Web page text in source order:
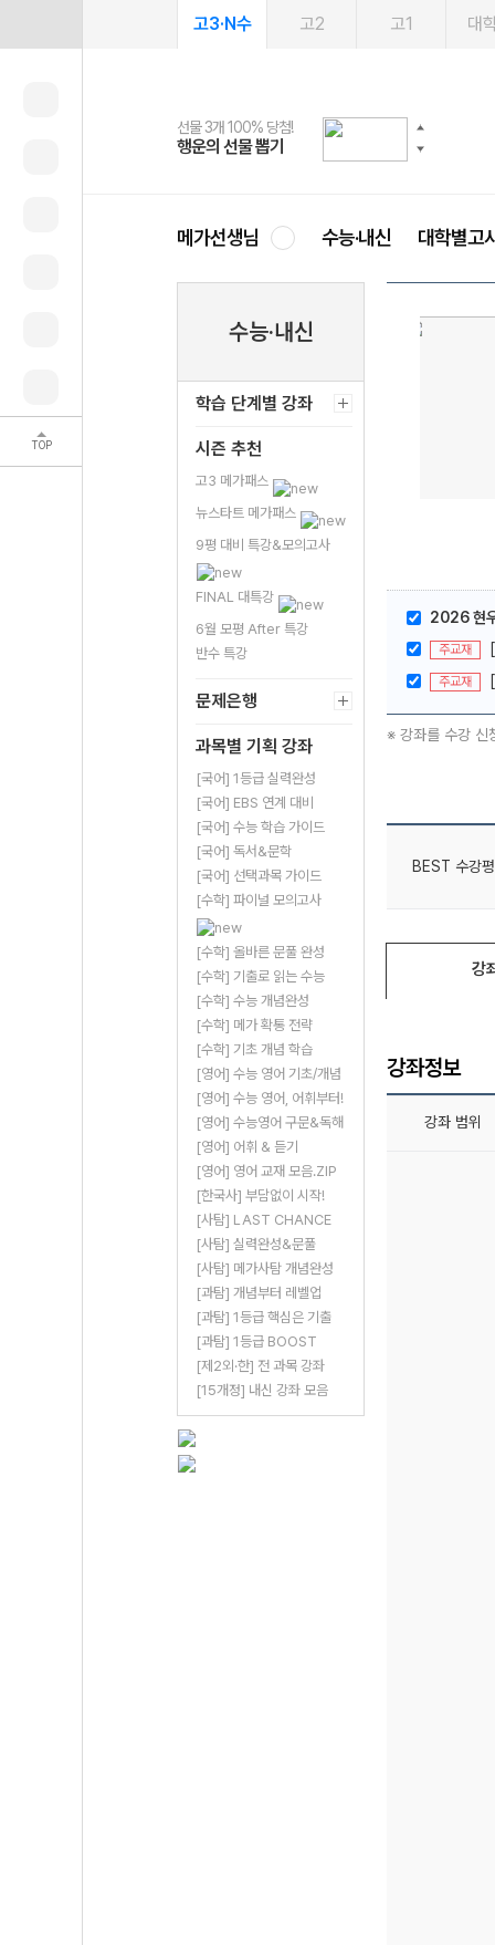
TOP
고3·N수 고2 고1 대
선물 3개 100% 당첨!
행운의 선물 뽑기
선물 100% 증정!
메가스터디 X 올리브
여름방학 스터디 캐시백
메가런 썸머스쿨
2027 러셀 단과
강사 공개선발
스마트러닝앱
설문 EVENT
메가패스
3일 무료 체험권
메가패스 수강생 무료혜택!
메가클럽 멤버십
사회공헌 캠페인
희망이룸 메가나눔
메가선생님 수능·내신 대학별고
수능·내신
학습 단계별 강좌
시즌 추천
고3 메가패스
뉴스타트 메가패스
9평 대비 특강&모의고사
FINAL 대특강
6월 모평 After 특강
반수 특강
문제은행
과목별 기획 강좌
[국어] 1등급 실력완성
[국어] EBS 연계 대비
[국어] 수능 학습 가이드
[국어] 독서&문학
[국어] 선택과목 가이드
[수학] 파이널 모의고사
[수학] 올바른 문풀 완성
[수학] 기출로 읽는 수능
[수학] 수능 개념완성
[수학] 메가 확통 전략
[수학] 기초 개념 학습
[영어] 수능 영어 기초/개념
[영어] 수능 영어, 어휘부터!
[영어] 수능영어 구문&독해
[영어] 어휘 & 듣기
[영어] 영어 교재 모음.ZIP
[한국사] 부담없이 시작!
[사탐] LAST CHANCE
[사탐] 실력완성&문풀
[사탐] 메가사탐 개념완성
[과탐] 개념부터 레벨업
[과탐] 1등급 핵심은 기출
[과탐] 1등급 BOOST
[제2외·한] 전 과목 강좌
[15개정] 내신 강좌 모음
2026 현
주교재
주교재
※ 강좌를 수강 신
BEST 수강평
강
강좌정보
강좌 범위